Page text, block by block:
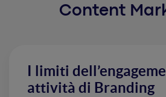
Content
I limiti
attività di Branding